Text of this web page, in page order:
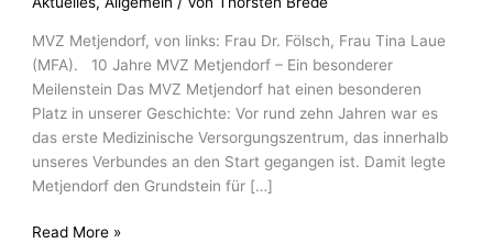
MVZ Metjendorf, von links: Frau Dr. Fölsch, Frau Tina Laue
(MFA). 10 Jahre MVZ Metjendorf – Ein besonderer
Meilenstein Das MVZ Metjendorf hat einen besonderen
Platz in unserer Geschichte: Vor rund zehn Jahren war es
das erste Medizinische Versorgungszentrum, das innerhalb
unseres Verbundes an den Start gegangen ist. Damit legte
Metjendorf den Grundstein für […]
Read More »